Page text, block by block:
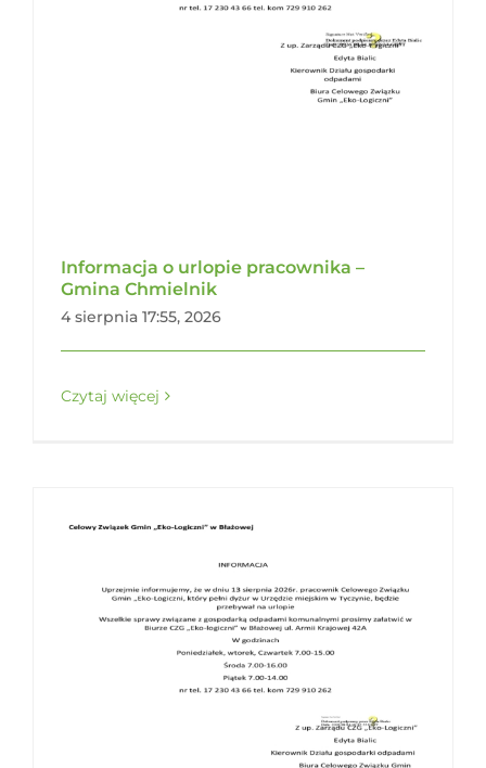
Informacja o urlopie pracownika –
Gmina Chmielnik
4 sierpnia 17:55, 2026
Czytaj więcej